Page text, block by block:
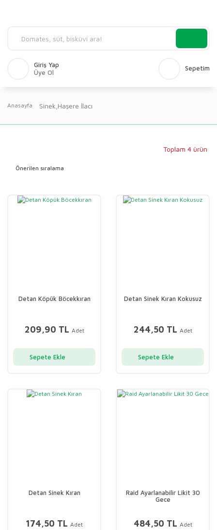
Giriş Yap
Üye Ol
Sepetim
Anasayfa Sinek,Haşere İlacı
Toplam 4 ürün
Detan Köpük Böcekkıran
209,90 TL Adet
Sepete Ekle
Detan Sinek Kıran Kokusuz
244,50 TL Adet
Sepete Ekle
Detan Sinek Kıran
174,50 TL Adet
Raid Ayarlanabilir Likit 30
Gece
484,50 TL Adet